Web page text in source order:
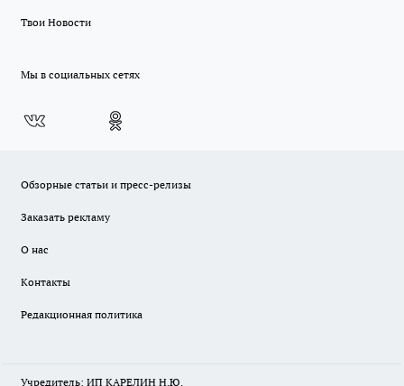
Твои Новости
Мы в социальных сетях
Обзорные статьи и пресс-релизы
Заказать рекламу
О нас
Контакты
Редакционная политика
Учредитель: ИП КАРЕЛИН Н.Ю.